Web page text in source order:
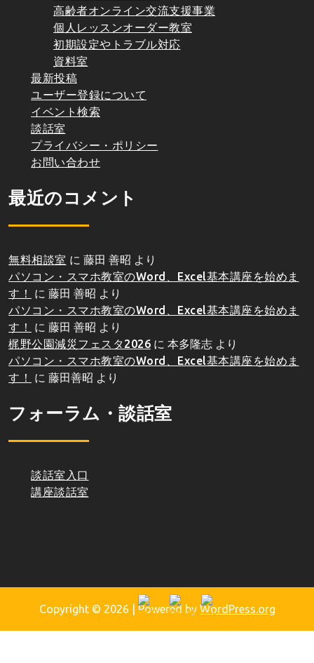
高齢者オンライン交流支援事業
個人レッスンオーダー教室
初期設定やトラブル対応
資料室
最新投稿
ユーザー登録について
イベント検索
談話室
プライバシー・ポリシー
お問い合わせ
最近のコメント
無料相談室 に 藤田 善昭 より
パソコン・スマホ教室のWord、Excel基本講座を始めま
す！
に 藤田 善昭 より
パソコン・スマホ教室のWord、Excel基本講座を始めま
す！
に 藤田 善昭 より
梶野公園減災フェスタ2026 に 本多隆志 より
パソコン・スマホ教室のWord、Excel基本講座を始めま
す！
に 藤田善昭 より
フォーラム・談話室
談話室入口
講座談話室
Copyright © 2026 | Powered by WordPress.org